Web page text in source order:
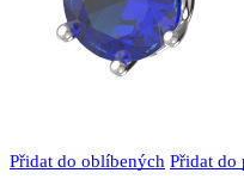
Přidat do oblíbených Přidat do